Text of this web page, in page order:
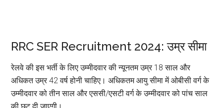
RRC SER Recruitment 2024: उम्र सीमा
रेलवे की इस भर्ती के लिए उम्मीदवार की न्यूनतम उम्र 18 साल और
अधिकत उम्र 42 वर्ष होनी चाहिए। अधिकतम आयु सीमा में ओबीसी वर्ग के
उम्मीदवार को तीन साल और एससी/एसटी वर्ग के उम्मीदवार को पांच साल